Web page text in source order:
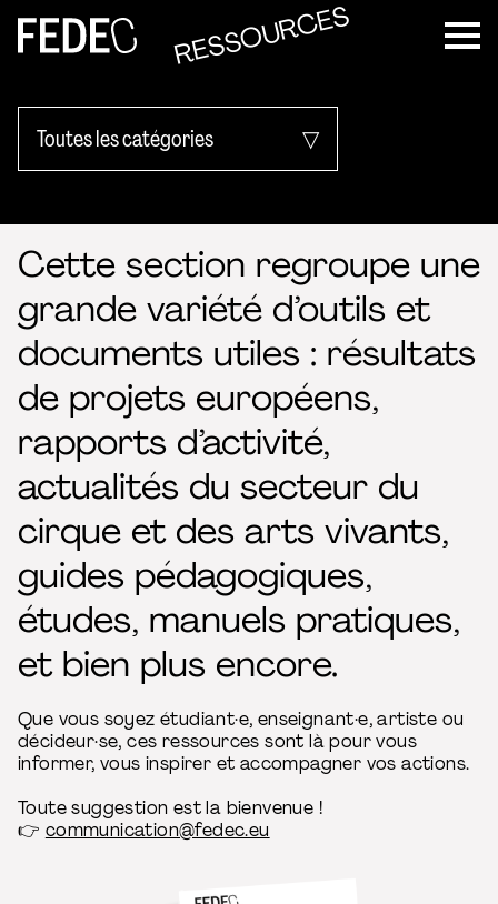
FEDEC RESSOURCES
Toutes les catégories
Manuels pédagogiques
Rapports d'Activité
Résultats de projets
européens
Cette section regroupe une
grande variété d’outils et
documents utiles : résultats
de projets européens,
rapports d’activité,
actualités du secteur du
cirque et des arts vivants,
guides pédagogiques,
études, manuels pratiques,
et bien plus encore.
Que vous soyez étudiant·e, enseignant·e, artiste ou
décideur·se, ces ressources sont là pour vous
informer, vous inspirer et accompagner vos actions.
Toute suggestion est la bienvenue !
👉 communication@fedec.eu